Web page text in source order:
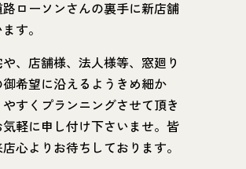
ローソンさんの裏手に新店舗
す。
、店舗様、法人様等、窓廻り
御希望に沿えるようきめ細か
やすくプランニングさせて頂き
気軽に申し付け下さいませ。皆
心よりお待ちしております。